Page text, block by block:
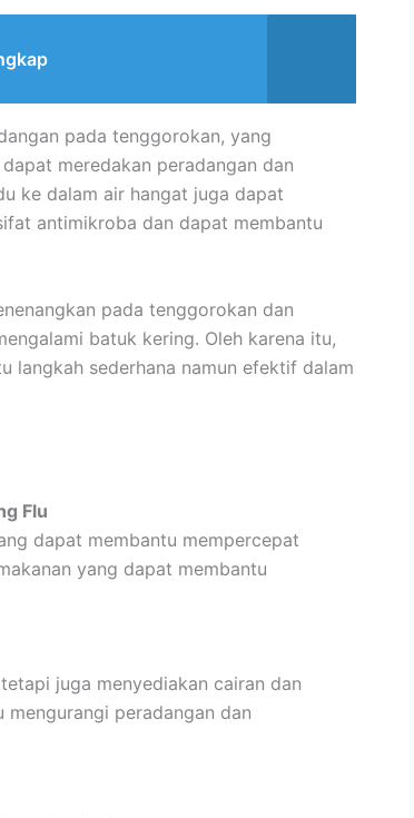
pada tenggorokan, yang
meredakan peradangan dan
ke dalam air hangat juga dapat
antimikroba dan dapat membantu
pada tenggorokan dan
batuk kering. Oleh karena itu,
langkah sederhana namun efektif dalam
Flu
dapat membantu mempercepat
yang dapat membantu
juga menyediakan cairan dan
peradangan dan